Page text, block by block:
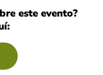
este evento?